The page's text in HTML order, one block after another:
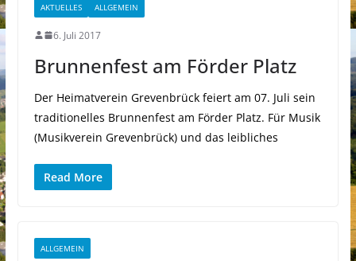
AKTUELLES ALLGEMEIN
6. Juli 2017
Brunnenfest am Förder Platz
Der Heimatverein Grevenbrück feiert am 07. Juli sein
traditionelles Brunnenfest am Förder Platz. Für Musik
(Musikverein Grevenbrück) und das leibliches
Read More
ALLGEMEIN